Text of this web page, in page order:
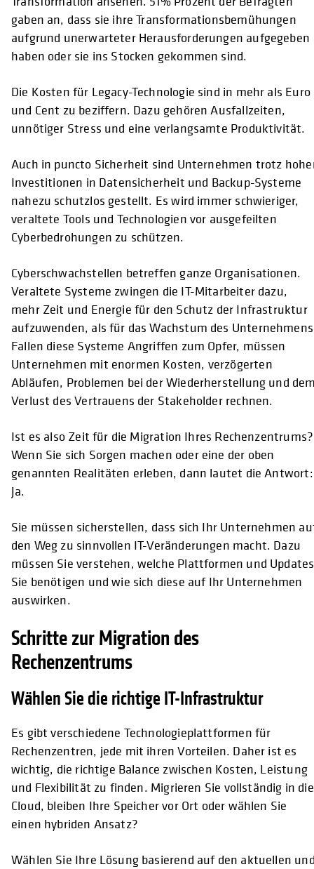
gaben an, dass sie ihre Transformationsbemühungen
aufgrund unerwarteter Herausforderungen aufgegeben
haben oder sie ins Stocken gekommen sind.
Die Kosten für Legacy-Technologie sind in mehr als Euro
und Cent zu beziffern. Dazu gehören Ausfallzeiten,
unnötiger Stress und eine verlangsamte Produktivität.
Auch in puncto Sicherheit sind Unternehmen trotz
Investitionen in Datensicherheit und Backup-Systeme
nahezu schutzlos gestellt. Es wird immer schwieriger,
veraltete Tools und Technologien vor ausgefeilten
Cyberbedrohungen zu schützen.
Cyberschwachstellen betreffen ganze Organisationen.
Veraltete Systeme zwingen die IT-Mitarbeiter dazu,
mehr Zeit und Energie für den Schutz der Infrastruktur
aufzuwenden, als für das Wachstum des
Fallen diese Systeme Angriffen zum Opfer, müssen
Unternehmen mit enormen Kosten, verzögerten
Abläufen, Problemen bei der Wiederherstellung und
Verlust des Vertrauens der Stakeholder rechnen.
Ist es also Zeit für die Migration Ihres Rechenzentrums?
Wenn Sie sich Sorgen machen oder eine der oben
genannten Realitäten erleben, dann lautet die Antwort:
Ja.
Sie müssen sicherstellen, dass sich Ihr Unternehmen
den Weg zu sinnvollen IT-Veränderungen macht. Dazu
müssen Sie verstehen, welche Plattformen und Updates
Sie benötigen und wie sich diese auf Ihr Unternehmen
auswirken.
Schritte zur Migration des
Rechenzentrums
Wählen Sie die richtige IT-Infrastruktur
Es gibt verschiedene Technologieplattformen für
Rechenzentren, jede mit ihren Vorteilen. Daher ist es
wichtig, die richtige Balance zwischen Kosten, Leistung
und Flexibilität zu finden. Migrieren Sie vollständig in die
Cloud, bleiben Ihre Speicher vor Ort oder wählen Sie
einen hybriden Ansatz?
Wählen Sie Ihre Lösung basierend auf den aktuellen